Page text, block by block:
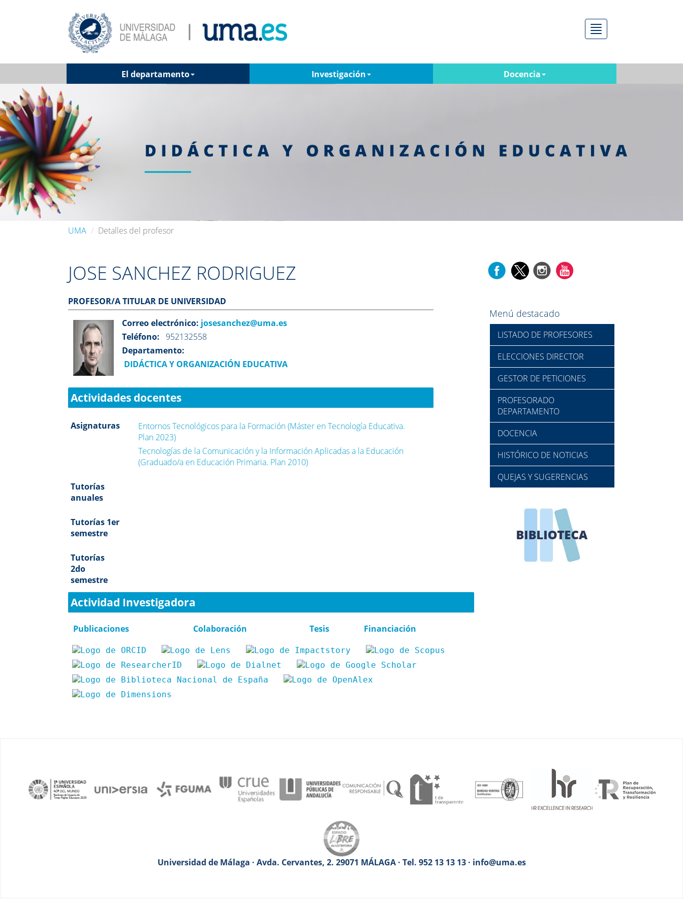
Menú
El departamento Investigación Docencia
UMA Detalles del profesor
JOSE SANCHEZ RODRIGUEZ
PROFESOR/A TITULAR DE UNIVERSIDAD
Correo electrónico: josesanchez@uma.es
Teléfono: 952132558
Departamento:
DIDÁCTICA Y ORGANIZACIÓN EDUCATIVA
Actividades docentes
Asignaturas
Entornos Tecnológicos para la Formación (Máster en Tecnología Educativa.
Plan 2023)
Tecnologías de la Comunicación y la Información Aplicadas a la Educación
(Graduado/a en Educación Primaria. Plan 2010)
Tutorías
anuales
Tutorías 1er
semestre
Tutorías
2do
semestre
Actividad Investigadora
Publicaciones Colaboración Tesis Financiación
Menú destacado
LISTADO DE PROFESORES
ELECCIONES DIRECTOR
GESTOR DE PETICIONES
PROFESORADO
DEPARTAMENTO
DOCENCIA
HISTÓRICO DE NOTICIAS
QUEJAS Y SUGERENCIAS
Universidad de Málaga · Avda. Cervantes, 2. 29071 MÁLAGA · Tel. 952 13 13 13 · info@uma.es